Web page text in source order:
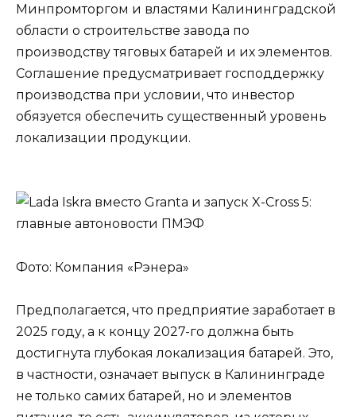
Минпромторгом и властями Калининградской
области о строительстве завода по
производству тяговых батарей и их элементов.
Соглашение предусматривает господдержку
производства при условии, что инвестор
обязуется обеспечить существенный уровень
локализации продукции.
Фото: Компания «Рэнера»
Предполагается, что предприятие заработает в
2025 году, а к концу 2027-го должна быть
достигнута глубокая локализация батарей. Это,
в частности, означает выпуск в Калининграде
не только самих батарей, но и элементов